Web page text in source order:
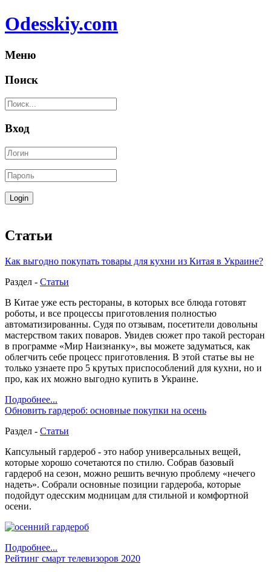
Odesskiy.com
Меню
Поиск
Вход
Статьи
Как выгодно покупать товары для кухни из Китая в Украине?
Раздел - Статьи
В Китае уже есть рестораны, в которых все блюда готовят
роботы, и все процессы приготовления полностью
автоматизированны. Судя по отзывам, посетители довольны
мастерством таких поваров. Увидев сюжет про такой ресторан
в программе «Мир Наизнанку», вы можете задуматься, как
облегчить себе процесс приготовления. В этой статье вы не
только узнаете про 5 крутых приспособлений для кухни, но и
про, как их можно выгодно купить в Украине.
Подробнее...
Обновить гардероб: основные покупки на осень
Раздел - Статьи
Капсульный гардероб - это набор универсальных вещей,
которые хорошо сочетаются по стилю. Собрав базовый
гардероб на сезон, можно решить вечную проблему «нечего
надеть». Собрали основные позиции гардероба, которые
подойдут одесским модницам для стильной и комфортной
осени.
Подробнее...
Рейтинг смарт телевизоров 2020